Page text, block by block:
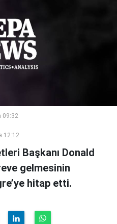
09:32
12:12
Başkanı Donald
gelmesinin
hitap etti.